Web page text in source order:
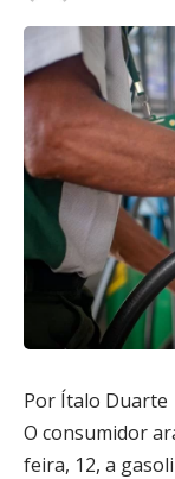
Por Ítalo Duarte
O consumidor
feira, 12, a